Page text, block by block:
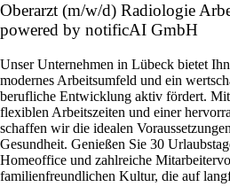
Oberarzt (m/w/d) Radiologie
powered by notificAI GmbH
Unser Unternehmen in Lübeck bietet
modernes Arbeitsumfeld und ein
berufliche Entwicklung aktiv fördert.
flexiblen Arbeitszeiten und einer
schaffen wir die idealen
Gesundheit. Genießen Sie 30
Homeoffice und zahlreiche
familienfreundlichen Kultur, die auf